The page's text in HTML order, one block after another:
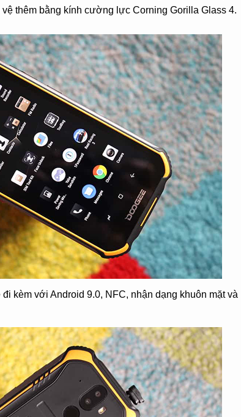
thêm bằng kính cường lực Corning Gorilla Glass 4.
đi kèm với Android 9.0, NFC, nhận dạng khuôn mặt và